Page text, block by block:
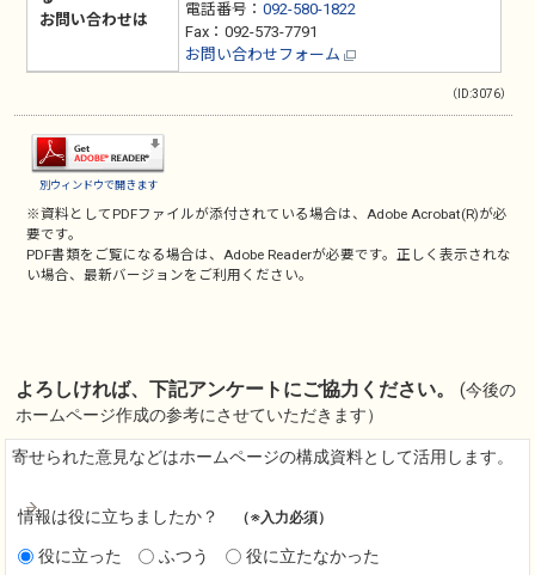
お問い合わせは
電話番号： 092-580-1822
Fax：092-573-7791
お問い合わせフォーム
（ID:3076）
別ウィンドウで開きます
※資料としてPDFファイルが添付されている場合は、 Adobe Acrobat(R)が必
要です。
PDF書類をご覧になる場合は、 Adobe Readerが必要です。正しく表示されな
い場合、最新バージョンをご利用ください。